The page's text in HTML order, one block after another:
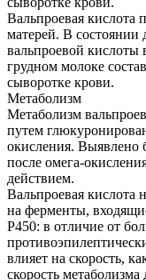
Вальпроевая кислота
матерей. В состоянии
вальпроевой кислоты
грудном молоке
сыворотке крови.
Метаболизм
Метаболизм
путем
окисления. Выявлено
после омега-
действием.
Вальпроевая
на ферменты,
Р450: в отличие от
влияет на скорость,
скорость